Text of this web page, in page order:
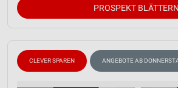
PROSPEKT BLÄTTERN
CLEVER SPAREN ANGEBOTE AB